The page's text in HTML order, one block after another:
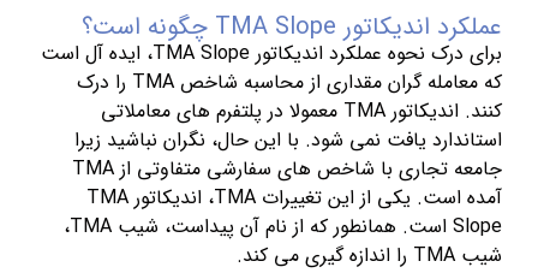
عملکرد اندیکاتور TMA Slope چگونه است؟
برای درک نحوه عملکرد اندیکاتور TMA Slope، ایده آل است
که معامله گران مقداری از محاسبه شاخص TMA را درک
کنند. اندیکاتور TMA معمولا در پلتفرم های معاملاتی
استاندارد یافت نمی شود. با این حال، نگران نباشید زیرا
جامعه تجاری با شاخص های سفارشی متفاوتی از TMA
آمده است. یکی از این تغییرات TMA، اندیکاتور TMA
Slope است. همانطور که از نام آن پیداست، شیب TMA،
شیب TMA را اندازه گیری می کند.